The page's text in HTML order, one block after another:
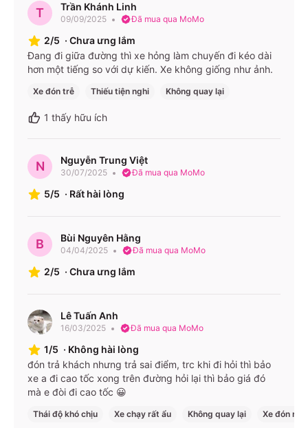
Văn phòng nhà xe:
Văn phòng nhà xe Tùng Tuấn Limousine ở Quảng
Ninh Văn phòng Đông Triều Cạnh tượng đài anh hùng
T Trần Khánh Linh
09/09/2025 Đã mua qua MoMo
2/5 · Chưa ưng lắm
Đang đi giữa đường thì xe hỏng làm chuyến đi kéo dài
hơn một tiếng so với dự kiến. Xe không giống như ảnh.
Xe đón trễ Thiếu tiện nghi Không quay lại
1 thấy hữu ích
N Nguyễn Trung Việt
30/07/2025 Đã mua qua MoMo
5/5 · Rất hài lòng
B Bùi Nguyên Hằng
04/04/2025 Đã mua qua MoMo
2/5 · Chưa ưng lắm
Lê Tuấn Anh
16/03/2025 Đã mua qua MoMo
1/5 · Không hài lòng
đón trả khách nhưng trả sai điểm, trc khi đi hỏi thì bảo
xe a đi cao tốc xong trên đường hỏi lại thì bảo giá đó
mà e đòi đi cao tốc 😀
Thái độ khó chịu Xe chạy rất ẩu Không quay lại Xe đón rất